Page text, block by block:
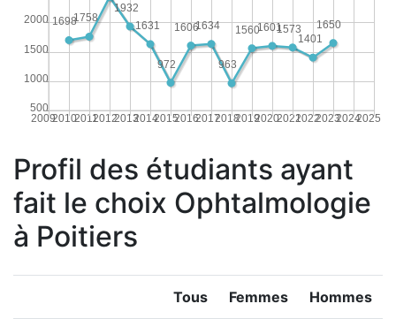
20092010201120122013201420152016201720182019202020212022202320242025
500
1000
1500
2000
1650
1401
1573
1601
1560
963
1634
1606
972
1631
1932
1758
1698
Profil des étudiants ayant
fait le choix Ophtalmologie
à Poitiers
Tous Femmes Hommes